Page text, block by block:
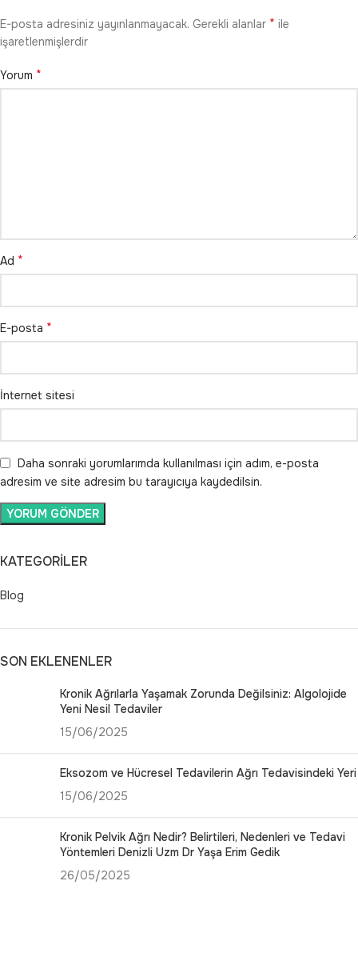
KATEGORILER
Blog
SON EKLENENLER
Kronik Ağrılarla Yaşamak Zorunda Değilsiniz: Algolojide
Yeni Nesil Tedaviler
15/06/2025
Eksozom ve Hücresel Tedavilerin Ağrı Tedavisindeki Yeri
15/06/2025
Kronik Pelvik Ağrı Nedir? Belirtileri, Nedenleri ve Tedavi
Yöntemleri Denizli Uzm Dr Yaşa Erim Gedik
26/05/2025
E-posta adresiniz yayınlanmayacak. Gerekli alanlar * ile
işaretlenmişlerdir
Yorum *
Ad *
E-posta *
İnternet sitesi
Daha sonraki yorumlarımda kullanılması için adım, e-posta
adresim ve site adresim bu tarayıcıya kaydedilsin.